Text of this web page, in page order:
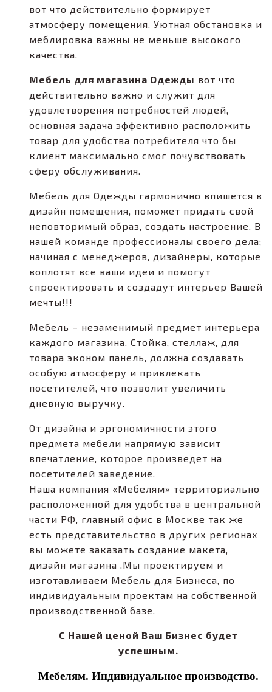
вот что действительно формирует
атмосферу помещения. Уютная обстановка и
меблировка важны не меньше высокого
качества.
Мебель для магазина Одежды вот что
действительно важно и служит для
удовлетворения потребностей людей,
основная задача эффективно расположить
товар для удобства потребителя что бы
клиент максимально смог почувствовать
сферу обслуживания.
Мебель для Одежды гармонично впишется в
дизайн помещения, поможет придать свой
неповторимый образ, создать настроение. В
нашей команде профессионалы своего дела;
начиная с менеджеров, дизайнеры, которые
воплотят все ваши идеи и помогут
спроектировать и создадут интерьер Вашей
мечты!!!
Мебель – незаменимый предмет интерьера
каждого магазина. Стойка, стеллаж, для
товара эконом панель, должна создавать
особую атмосферу и привлекать
посетителей, что позволит увеличить
дневную выручку.
От дизайна и эргономичности этого
предмета мебели напрямую зависит
впечатление, которое произведет на
посетителей заведение.
Наша компания «Мебелям» территориально
расположенной для удобства в центральной
части РФ, главный офис в Москве так же
есть представительство в других регионах
вы можете заказать создание макета,
дизайн магазина .Мы проектируем и
изготавливаем Мебель для Бизнеса, по
индивидуальным проектам на собственной
производственной базе.
С Нашей ценой Ваш Бизнес будет
успешным.
Мебелям. Индивидуальное производство.